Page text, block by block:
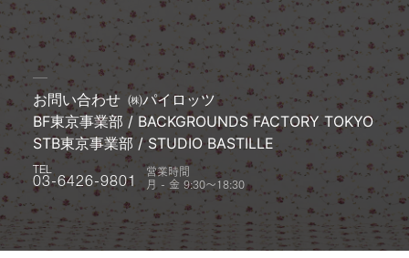
お問い合わせ ㈱パイロッツ
BF東京事業部 / BACKGROUNDS FACTORY TOKYO
STB東京事業部 / STUDIO BASTILLE
TEL
03-6426-9801
営業時間
月 - 金 9:30〜18:30